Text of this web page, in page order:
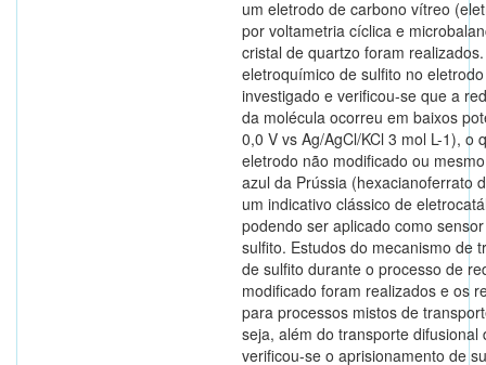
um eletrodo de carbono vítreo
por voltametria cíclica e
cristal de quartzo foram
eletroquímico de sulfito no
investigado e verificou-se que a
da molécula ocorreu em baixos
0,0 V vs Ag/AgCl/KCl 3 mol L-1), o
eletrodo não modificado ou
azul da Prússia (hexacianoferrato
um indicativo clássico de
podendo ser aplicado como
sulfito. Estudos do mecanismo de
de sulfito durante o processo de
modificado foram realizados e os
para processos mistos de
seja, além do transporte difusional
verificou-se o aprisionamento de